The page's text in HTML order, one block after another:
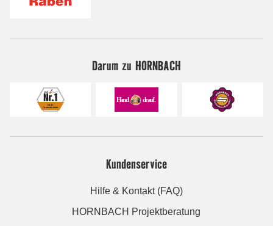
Darum zu HORNBACH
Kundenservice
Hilfe & Kontakt (FAQ)
HORNBACH Projektberatung